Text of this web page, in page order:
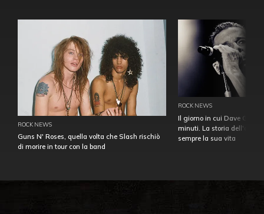
ROCK NEWS
Guns N' Roses, quella volta che Slash rischiò
di morire in tour con la band
ROCK NEWS
Il giorno in cui Dave
minuti. La storia
sempre la sua vita